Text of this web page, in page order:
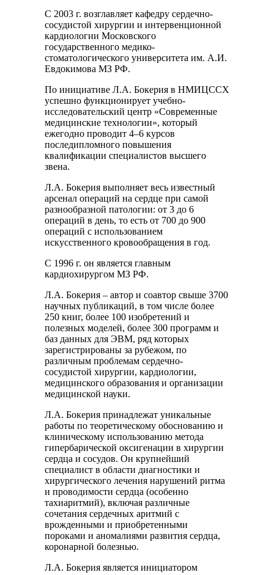
С 2003 г. возглавляет кафедру сердечно-
сосудистой хирургии и интервенционной
кардиологии Московского
государственного медико-
стоматологического университета им. А.И.
Евдокимова МЗ РФ.
По инициативе Л.А. Бокерия в НМИЦССХ
успешно функционирует учебно-
исследовательский центр «Современные
медицинские технологии», который
ежегодно проводит 4–6 курсов
последипломного повышения
квалификации специалистов высшего
звена.
Л.А. Бокерия выполняет весь известный
арсенал операций на сердце при самой
разнообразной патологии: от 3 до 6
операций в день, то есть от 700 до 900
операций с использованием
искусственного кровообращения в год.
С 1996 г. он является главным
кардиохирургом МЗ РФ.
Л.А. Бокерия – автор и соавтор свыше 3700
научных публикаций, в том числе более
250 книг, более 100 изобретений и
полезных моделей, более 300 программ и
баз данных для ЭВМ, ряд которых
зарегистрированы за рубежом, по
различным проблемам сердечно-
сосудистой хирургии, кардиологии,
медицинского образования и организации
медицинской науки.
Л.А. Бокерия принадлежат уникальные
работы по теоретическому обоснованию и
клиническому использованию метода
гипербарической оксигенации в хирургии
сердца и сосудов. Он крупнейший
специалист в области диагностики и
хирургического лечения нарушений ритма
и проводимости сердца (особенно
тахиаритмий), включая различные
сочетания сердечных аритмий с
врожденными и приобретенными
пороками и аномалиями развития сердца,
коронарной болезнью.
Л.А. Бокерия является инициатором